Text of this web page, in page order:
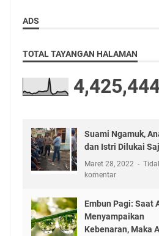
ADS
TOTAL TAYANGAN HALAMAN
Suami Ngamuk,
dan Istri Dilukai
Maret 28, 2022
komentar
Embun Pagi: Saat
Menyampaikan
Kebenaran, Maka